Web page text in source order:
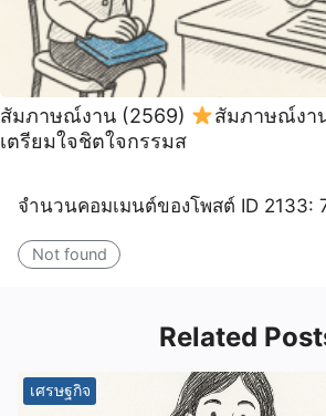
สัมภาษณ์งาน (2569)
สัมภาษณ์งา
เตรียมใจชิตใจกรรมส
จำนวนคอมเมนต์ของโพสต์ ID 2133:
Not found
Related
เศรษฐกิจ